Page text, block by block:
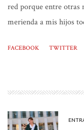
red porque entre otras
merienda a mis hijos
FACEBOOK TWITTER